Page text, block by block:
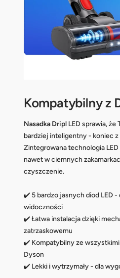
Kompatybilny z
Nasadka Dripl LED sprawia,
bardziej inteligentny - koniec
Zintegrowana technologia
nawet w ciemnych
czyszczenie.
✔️ 5 bardzo jasnych diod LED -
widoczności
✔️ Łatwa instalacja dzięki
zatrzaskowemu
✔️ Kompatybilny ze
Dyson
✔️ Lekki i wytrzymały - dla